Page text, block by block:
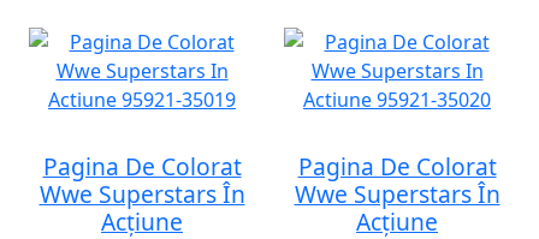
Pagina De Colorat
Wwe Superstars În
Acțiune
Pagina De Colorat
Wwe Superstars În
Acțiune